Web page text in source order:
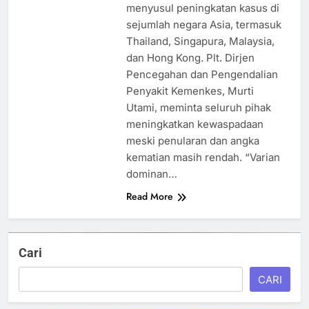
menyusul peningkatan kasus di
sejumlah negara Asia, termasuk
Thailand, Singapura, Malaysia,
dan Hong Kong. Plt. Dirjen
Pencegahan dan Pengendalian
Penyakit Kemenkes, Murti
Utami, meminta seluruh pihak
meningkatkan kewaspadaan
meski penularan dan angka
kematian masih rendah. “Varian
dominan…
Read More
Cari
CARI